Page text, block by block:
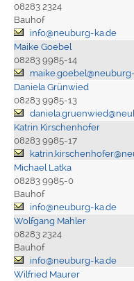
08283 2324
Bauhof
info@neuburg-ka.de
Maike Goebel
08283 9985-14
Daniela Grünwied
08283 9985-13
Katrin Kirschenhofer
08283 9985-17
Michael Latka
08283 9985-0
Bauhof
info@neuburg-ka.de
Wolfgang Mahler
08283 2324
Bauhof
info@neuburg-ka.de
Wilfried Maurer